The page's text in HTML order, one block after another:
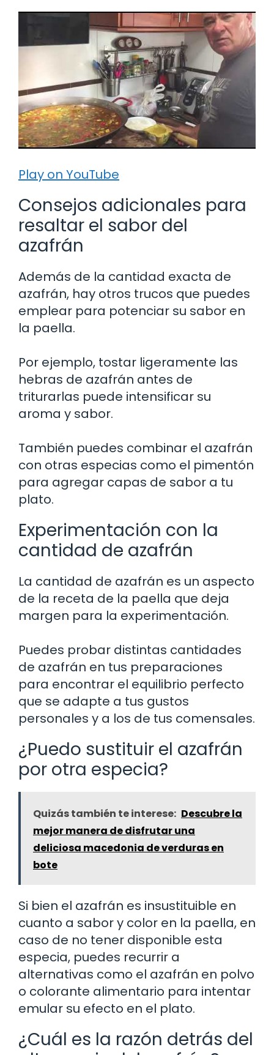
Play on YouTube
Consejos adicionales para
resaltar el sabor del
azafrán
Además de la cantidad exacta de
azafrán, hay otros trucos que puedes
emplear para potenciar su sabor en
la paella.
Por ejemplo, tostar ligeramente las
hebras de azafrán antes de
triturarlas puede intensificar su
aroma y sabor.
También puedes combinar el azafrán
con otras especias como el pimentón
para agregar capas de sabor a tu
plato.
Experimentación con la
cantidad de azafrán
La cantidad de azafrán es un aspecto
de la receta de la paella que deja
margen para la experimentación.
Puedes probar distintas cantidades
de azafrán en tus preparaciones
para encontrar el equilibrio perfecto
que se adapte a tus gustos
personales y a los de tus comensales.
¿Puedo sustituir el azafrán
por otra especia?
Quizás también te interese: Descubre la
mejor manera de disfrutar una
deliciosa macedonia de verduras en
bote
Si bien el azafrán es insustituible en
cuanto a sabor y color en la paella, en
caso de no tener disponible esta
especia, puedes recurrir a
alternativas como el azafrán en polvo
o colorante alimentario para intentar
emular su efecto en el plato.
¿Cuál es la razón detrás del